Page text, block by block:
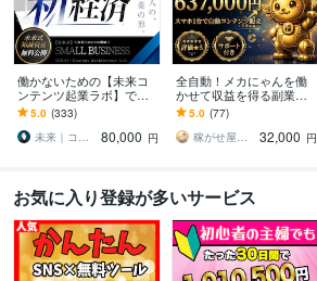
働かないための【未来コ
ンテンツ起業ラボ】であ
ります 初心者副業→スモ
ール起業×実践AIスキル獲
得／自動／スマホ
5.0 (333)
未来｜コンテンツ起業ラボ
80,000 円
全自動！メカにゃんを働
かせて収益を得る副業教
えます スマホ１台｜超初
心者向け｜放置型副業｜
自動コンテンツ販売
5.0 (77)
稼がせ屋まさる｜プロマーケター｜２冠達成
32,000 円
お気に入り登録が多いサービス